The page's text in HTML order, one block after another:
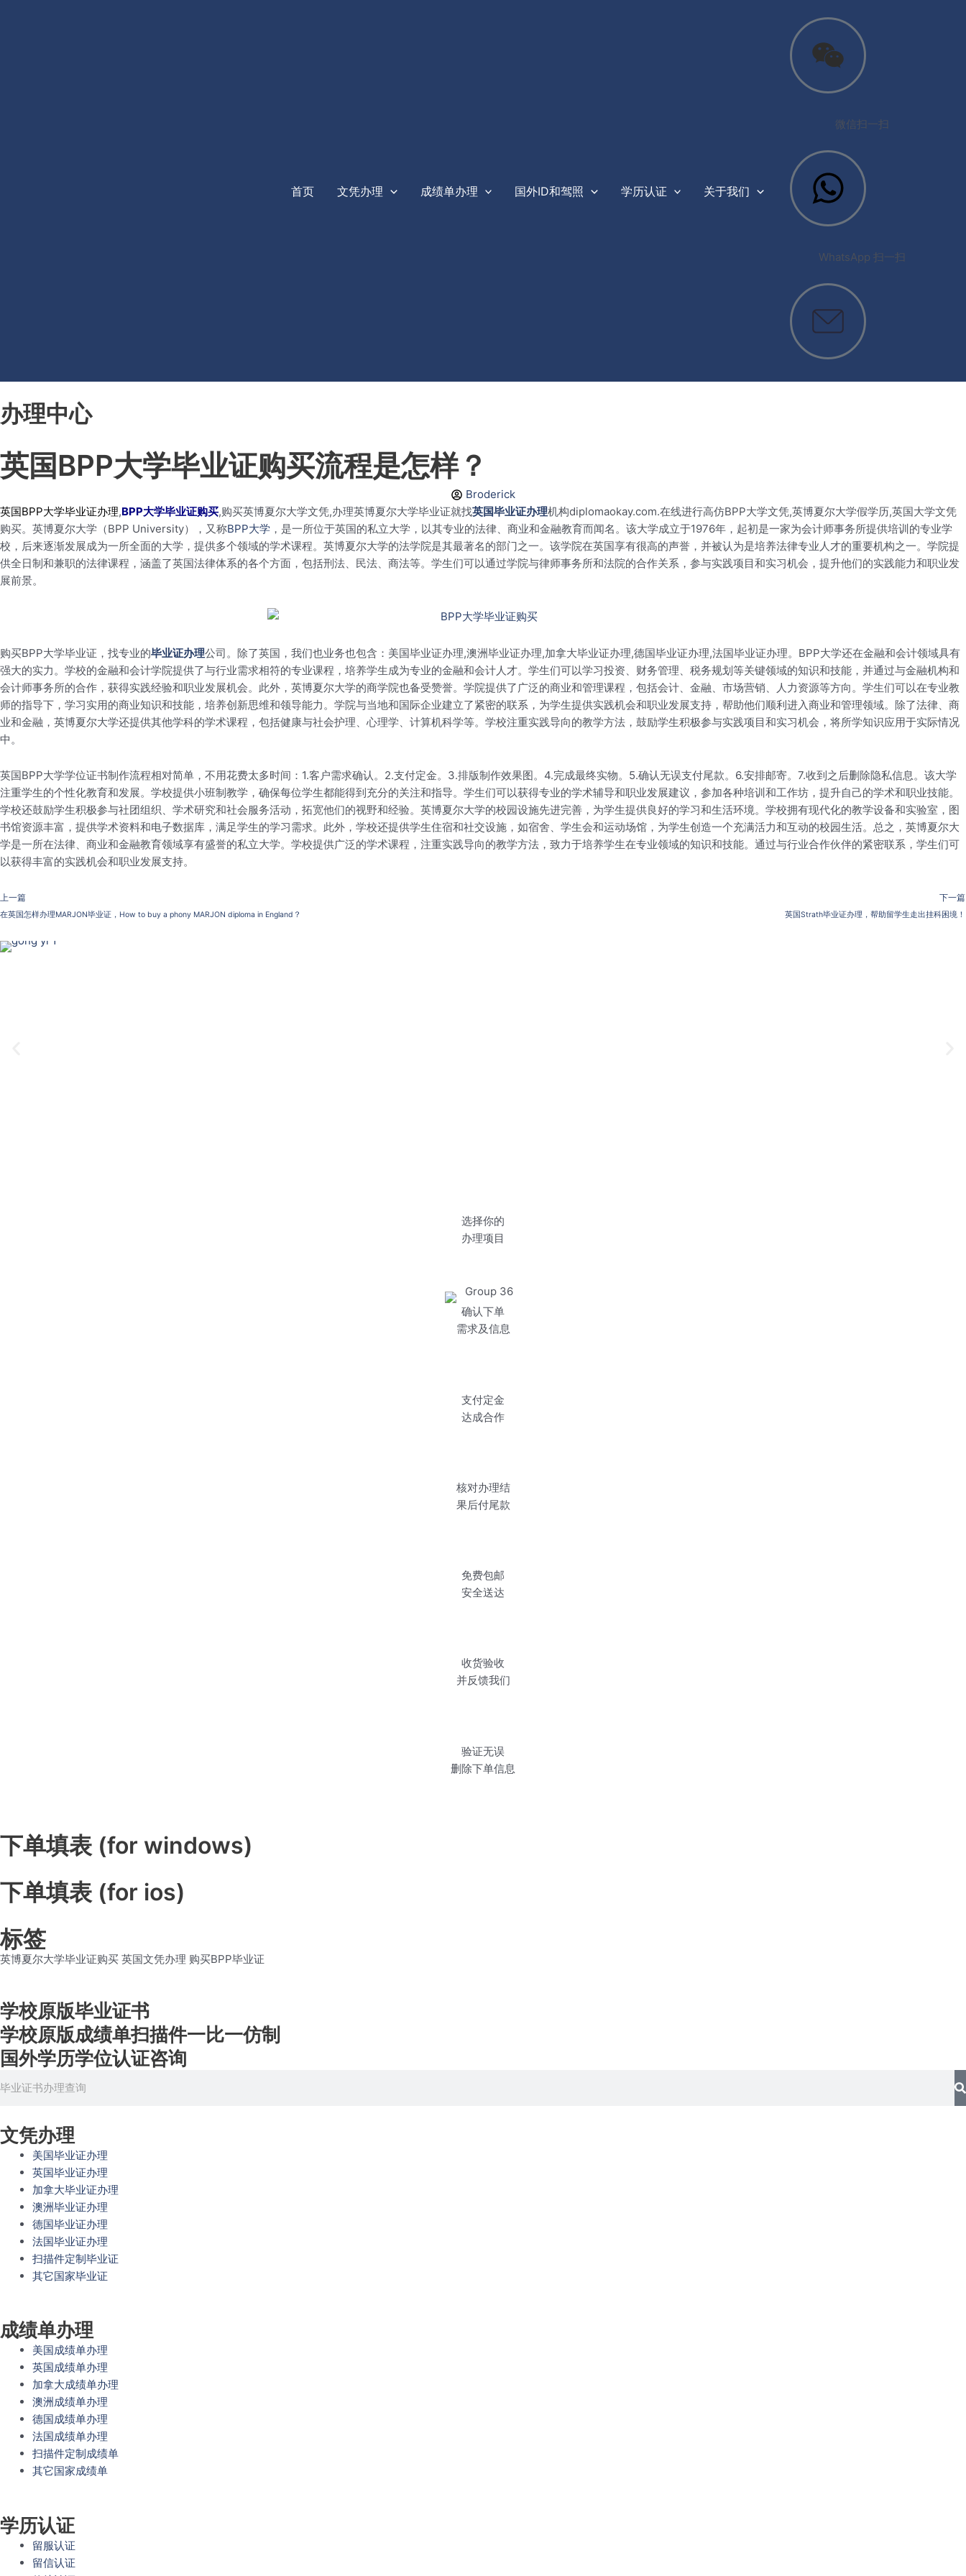
首页 文凭办理 成绩单办理 国外ID和驾照 学历认证 关于我们
微信扫一扫
WhatsApp 扫一扫
办理中心
英国BPP大学毕业证购买流程是怎样？
Broderick
英国BPP大学毕业证办理,BPP大学毕业证购买,购买英博夏尔大学文凭,办理英博夏尔大学毕业证就找英国毕业证办理机构diplomaokay.com.在线进行高仿BPP大学文凭,英博夏尔大学假学历,英国大学文凭
购买。英博夏尔大学（BPP University），又称BPP大学 ，是一所位于英国的私立大学，以其专业的法律、商业和金融教育而闻名。该大学成立于1976年，起初是一家为会计师事务所提供培训的专业学
校，后来逐渐发展成为一所全面的大学，提供多个领域的学术课程。英博夏尔大学的法学院是其最著名的部门之一。该学院在英国享有很高的声誉，并被认为是培养法律专业人才的重要机构之一。学院提
供全日制和兼职的法律课程，涵盖了英国法律体系的各个方面，包括刑法、民法、商法等。学生们可以通过学院与律师事务所和法院的合作关系，参与实践项目和实习机会，提升他们的实践能力和职业发
展前景。
购买BPP大学毕业证，找专业的毕业证办理公司。除了英国，我们也业务也包含：美国毕业证办理,澳洲毕业证办理,加拿大毕业证办理,德国毕业证办理,法国毕业证办理。BPP大学还在金融和会计领域具有
强大的实力。学校的金融和会计学院提供了与行业需求相符的专业课程，培养学生成为专业的金融和会计人才。学生们可以学习投资、财务管理、税务规划等关键领域的知识和技能，并通过与金融机构和
会计师事务所的合作，获得实践经验和职业发展机会。此外，英博夏尔大学的商学院也备受赞誉。学院提供了广泛的商业和管理课程，包括会计、金融、市场营销、人力资源等方向。学生们可以在专业教
师的指导下，学习实用的商业知识和技能，培养创新思维和领导能力。学院与当地和国际企业建立了紧密的联系，为学生提供实践机会和职业发展支持，帮助他们顺利进入商业和管理领域。除了法律、商
业和金融，英博夏尔大学还提供其他学科的学术课程，包括健康与社会护理、心理学、计算机科学等。学校注重实践导向的教学方法，鼓励学生积极参与实践项目和实习机会，将所学知识应用于实际情况
中。
英国BPP大学学位证书制作流程相对简单，不用花费太多时间：1.客户需求确认。2.支付定金。3.排版制作效果图。4.完成最终实物。5.确认无误支付尾款。6.安排邮寄。7.收到之后删除隐私信息。该大学
注重学生的个性化教育和发展。学校提供小班制教学，确保每位学生都能得到充分的关注和指导。学生们可以获得专业的学术辅导和职业发展建议，参加各种培训和工作坊，提升自己的学术和职业技能。
学校还鼓励学生积极参与社团组织、学术研究和社会服务活动，拓宽他们的视野和经验。英博夏尔大学的校园设施先进完善，为学生提供良好的学习和生活环境。学校拥有现代化的教学设备和实验室，图
书馆资源丰富，提供学术资料和电子数据库，满足学生的学习需求。此外，学校还提供学生住宿和社交设施，如宿舍、学生会和运动场馆，为学生创造一个充满活力和互动的校园生活。总之，英博夏尔大
学是一所在法律、商业和金融教育领域享有盛誉的私立大学。学校提供广泛的学术课程，注重实践导向的教学方法，致力于培养学生在专业领域的知识和技能。通过与行业合作伙伴的紧密联系，学生们可
以获得丰富的实践机会和职业发展支持。
上一篇
在英国怎样办理MARJON毕业证，How to buy a phony MARJON diploma in England？
下一篇
英国Strath毕业证办理，帮助留学生走出挂科困境！
选择你的
办理项目
确认下单
需求及信息
支付定金
达成合作
核对办理结
果后付尾款
免费包邮
安全送达
收货验收
并反馈我们
验证无误
删除下单信息
下单填表 (for windows)
下单填表 (for ios)
标签
英博夏尔大学毕业证购买 英国文凭办理 购买BPP毕业证
学校原版毕业证书
学校原版成绩单扫描件一比一仿制
国外学历学位认证咨询
文凭办理
美国毕业证办理
英国毕业证办理
加拿大毕业证办理
澳洲毕业证办理
德国毕业证办理
法国毕业证办理
扫描件定制毕业证
其它国家毕业证
成绩单办理
美国成绩单办理
英国成绩单办理
加拿大成绩单办理
澳洲成绩单办理
德国成绩单办理
法国成绩单办理
扫描件定制成绩单
其它国家成绩单
学历认证
留服认证
留信认证